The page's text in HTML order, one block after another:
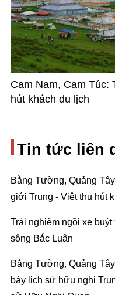
Cam Nam, Cam Túc:
hút khách du lịch
Tin tức liên
Bằng Tường, Quảng
giới Trung - Việt thu hút
Trải nghiệm ngồi xe
sông Bắc Luân
Bằng Tường, Quảng
bày lịch sử hữu nghị